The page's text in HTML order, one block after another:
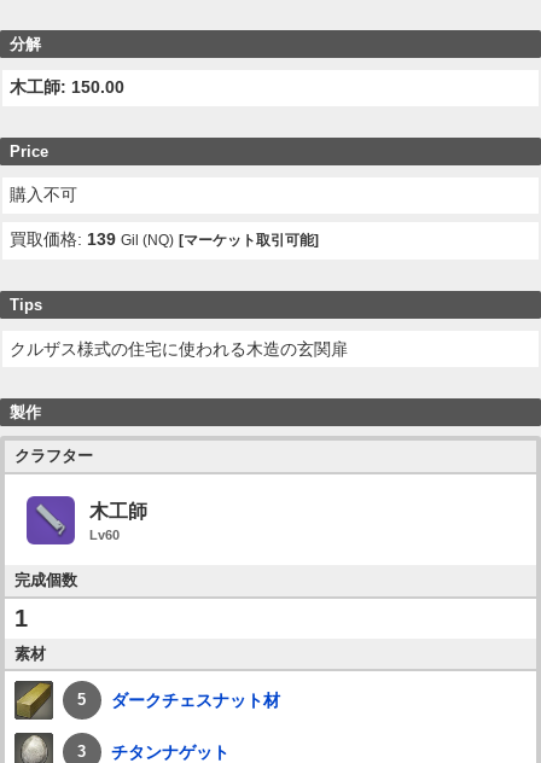
分解
木工師: 150.00
Price
購入不可
買取価格:139 Gil (NQ) [マーケット取引可能]
Tips
クルザス様式の住宅に使われる木造の玄関扉
製作
クラフター
木工師
Lv60
完成個数
1
素材
5 ダークチェスナット材
3 チタンナゲット